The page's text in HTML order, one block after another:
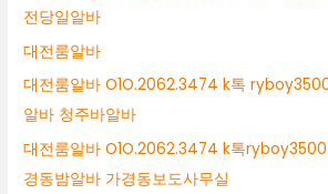
전당일알바
대전룸알바
대전룸알바 O1O.2062.3474 k톡
알바 청주바알바
대전룸알바 O1O.2062.3474 k톡
경동밤알바 가경동보도사무실